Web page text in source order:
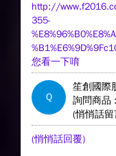
http://
355-
您看一下唷
Q
笙創國際
詢問商品 :
(悄悄話留
(悄悄話回覆)